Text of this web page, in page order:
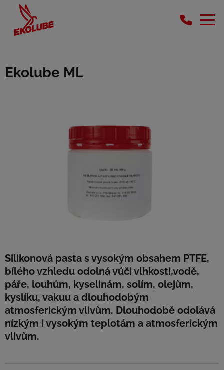
Ekolube ML
Silikonová pasta s vysokým obsahem PTFE,
bílého vzhledu odolná vůči vlhkosti,vodě,
páře, louhům, kyselinám, solím, olejům,
kyslíku, vakuu a dlouhodobým
atmosferickým vlivům. Dlouhodobě odolává
nízkým i vysokým teplotám a atmosferickým
vlivům.